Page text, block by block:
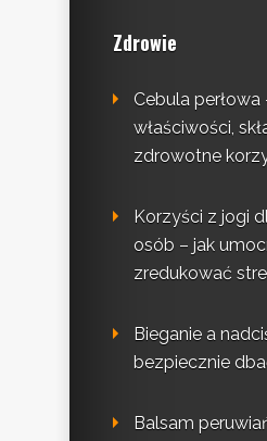
Zdrowie
Cebula perłowa
właściwości,
zdrowotne
Korzyści z jogi
osób – jak
zredukować
Bieganie a
bezpiecznie
Balsam